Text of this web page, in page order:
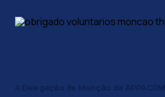
A Delegação de Monção da APPACDM